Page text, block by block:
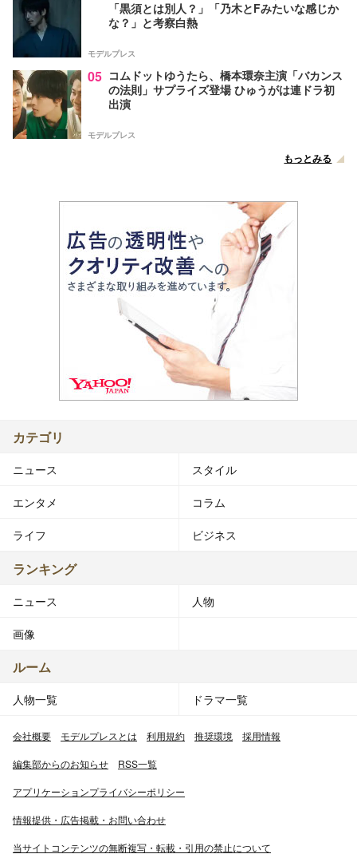
「黒須とは別人？」「乃木とFみたいな感じか
な？」と考察白熱
モデルプレス
05 コムドットゆうたら、橋本環奈主演「バカンス
の法則」サプライズ登場 ひゅうがは連ドラ初
出演
モデルプレス
もっとみる
カテゴリ
ニュース スタイル
エンタメ コラム
ライフ ビジネス
ランキング
ニュース 人物
画像
ルーム
人物一覧 ドラマ一覧
会社概要 モデルプレスとは 利用規約 推奨環境 採用情報
編集部からのお知らせ RSS一覧
アプリケーションプライバシーポリシー
情報提供・広告掲載・お問い合わせ
当サイトコンテンツの無断複写・転載・引用の禁止について